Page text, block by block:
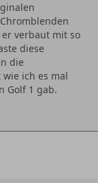
verbaut mit so
diese
die
ich es mal
Golf 1 gab.